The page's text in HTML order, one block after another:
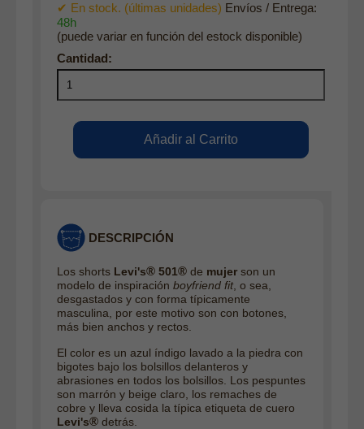
✔ En stock. (últimas unidades) Envíos / Entrega:
48h
(puede variar en función del estock disponible)
DESCRIPCIÓN
Los shorts Levi's® 501® de mujer son un
modelo de inspiración boyfriend fit, o sea,
desgastados y con forma típicamente
masculina, por este motivo son con botones,
más bien anchos y rectos.
El color es un azul índigo lavado a la piedra con
bigotes bajo los bolsillos delanteros y
abrasiones en todos los bolsillos. Los pespuntes
son marrón y beige claro, los remaches de
cobre y lleva cosida la típica etiqueta de cuero
Levi's® detrás.